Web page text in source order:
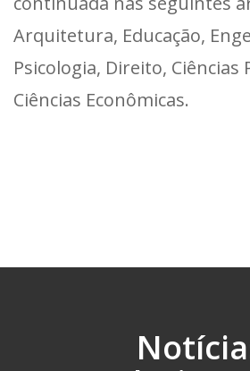
Arquitetura, Educação,
Psicologia, Direito, Ciências
Ciências Econômicas.